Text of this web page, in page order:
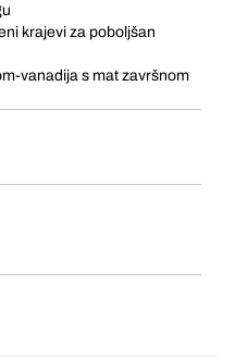
krajevi za poboljšan
vanadija s mat završnom